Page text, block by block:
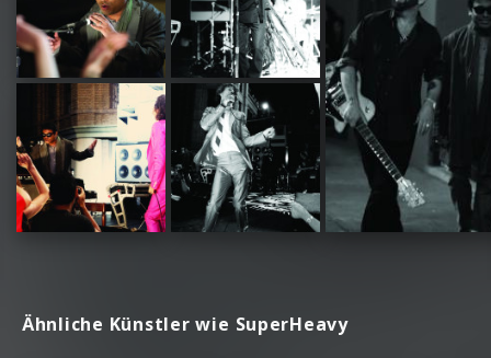
Ähnliche Künstler wie SuperHeavy